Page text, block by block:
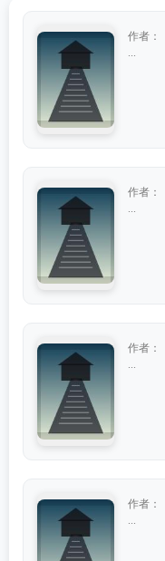
作者：
作者：
作者：
作者：